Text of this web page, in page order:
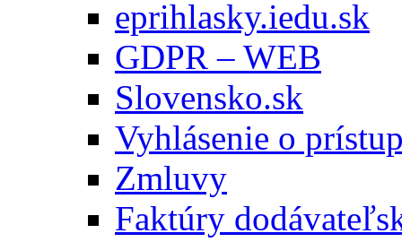
eprihlasky.iedu.sk
GDPR – WEB
Slovensko.sk
Vyhlásenie o
Zmluvy
Faktúry